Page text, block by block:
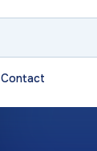
Contact